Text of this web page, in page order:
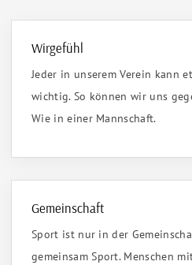
Wirgefühl
Jeder in unserem Verein kann
wichtig. So können wir uns
Wie in einer Mannschaft.
Gemeinschaft
Sport ist nur in der
gemeinsam Sport. Menschen